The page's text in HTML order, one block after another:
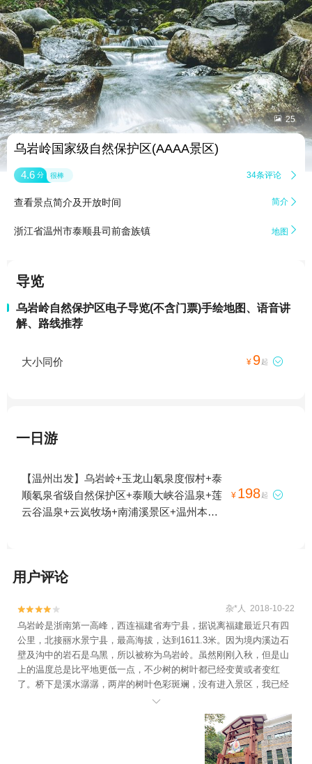
 25
乌岩岭国家级自然保护区(AAAA景区)
4.6 分 很棒 34条评论 
查看景点简介及开放时间 简介 
浙江省温州市泰顺县司前畲族镇 地图 
导览
乌岩岭自然保护区电子导览(不含门票)手绘地图、语音讲
解、路线推荐
大小同价 ¥ 9起 
一日游
【温州出发】乌岩岭+玉龙山氡泉度假村+泰
顺氡泉省级自然保护区+泰顺大峡谷温泉+莲
云谷温泉+云岚牧场+南浦溪景区+温州本地
¥ 198起 
用户评论

 杂*人 2018-10-22
乌岩岭是浙南第一高峰，西连福建省寿宁县，据说离福建最近只有四
公里，北接丽水景宁县，最高海拔，达到1611.3米。因为境内溪边石
壁及沟中的岩石是乌黑，所以被称为乌岩岭。虽然刚刚入秋，但是山
上的温度总是比平地更低一点，不少树的树叶都已经变黄或者变红
了。桥下是溪水潺潺，两岸的树叶色彩斑斓，没有进入景区，我已经
被这美景迷醉。乌岩岭的山地生态系统完整，物种资源丰富。在乌岩
岭内，发现过世界濒危物种国家一级保护动物黄腹角雉。现在这里已
经被设为了自然保护区，在景区入口处就设了一个黄腹角雉主题馆，
在游览时可能没有那么幸运，可以看到黄腹角雉，那么就先看看标本
吧。除了黄腹角雉，乌岩岭的其他动物资源也很丰富，猴子、蛇、黑

